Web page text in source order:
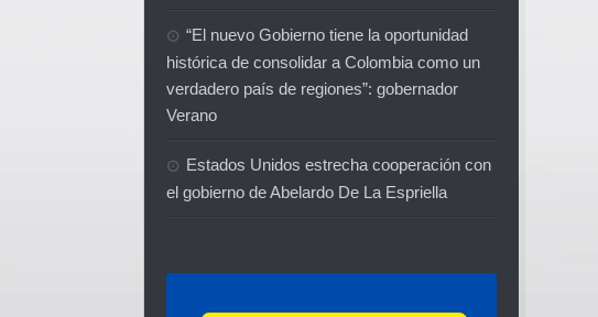
“El nuevo Gobierno tiene la oportunidad
histórica de consolidar a Colombia como un
verdadero país de regiones”: gobernador
Verano
Estados Unidos estrecha cooperación con
el gobierno de Abelardo De La Espriella